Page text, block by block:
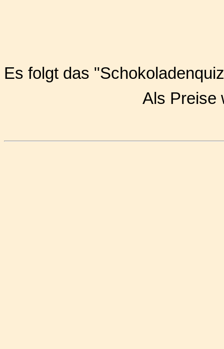
Es folgt das
Als Preise